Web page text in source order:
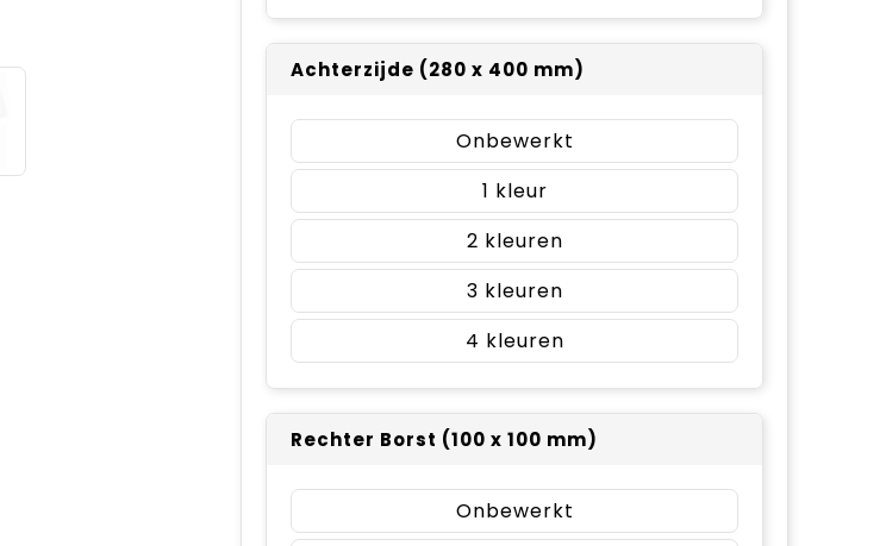
Achterzijde (280 x 400 mm)
Onbewerkt
1
2
3
4
Rechter Borst (100 x 100 mm)
Onbewerkt